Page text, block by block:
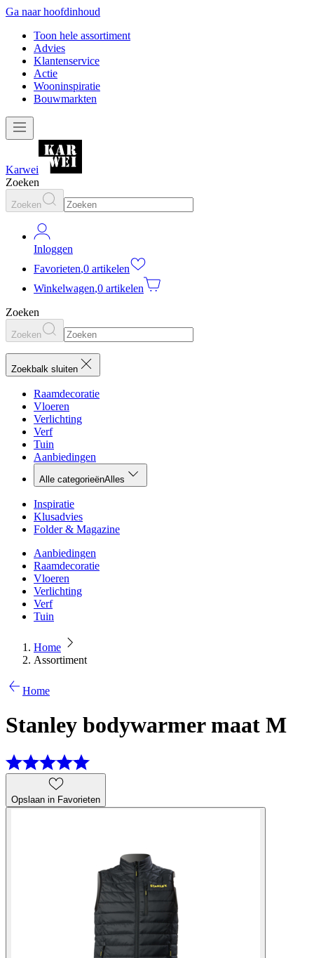
Ga naar hoofdinhoud
Toon hele assortiment
Advies
Klantenservice
Actie
Wooninspiratie
Bouwmarkten
Karwei
Zoeken
Zoeken
Inloggen
Favorieten,0 artikelen
Winkelwagen,0 artikelen
Zoeken
Zoeken
Zoekbalk sluiten
Raamdecoratie
Vloeren
Verlichting
Verf
Tuin
Aanbiedingen
Alle categorieënAlles
Inspiratie
Klusadvies
Folder & Magazine
Aanbiedingen
Raamdecoratie
Vloeren
Verlichting
Verf
Tuin
Home
Assortiment
Home
Stanley bodywarmer maat M
Opslaan in Favorieten